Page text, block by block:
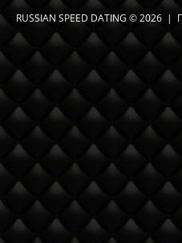
RUSSIAN SPEED DATING © 2026 |